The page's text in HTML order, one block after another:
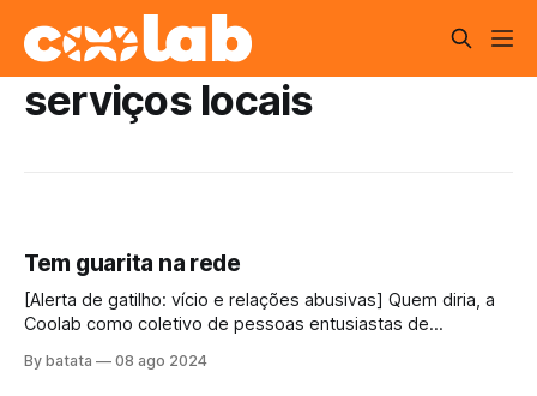
serviços locais
Tem guarita na rede
[Alerta de gatilho: vício e relações abusivas] Quem diria, a
Coolab como coletivo de pessoas entusiastas de
conectando pessoas através dessa rede mundial foi
By batata 08 ago 2024